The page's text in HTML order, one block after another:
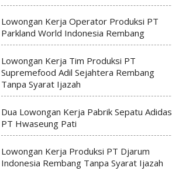
Lowongan Kerja Operator Produksi PT
Parkland World Indonesia Rembang
Lowongan Kerja Tim Produksi PT
Supremefood Adil Sejahtera Rembang
Tanpa Syarat Ijazah
Dua Lowongan Kerja Pabrik Sepatu Adidas
PT Hwaseung Pati
Lowongan Kerja Produksi PT Djarum
Indonesia Rembang Tanpa Syarat Ijazah